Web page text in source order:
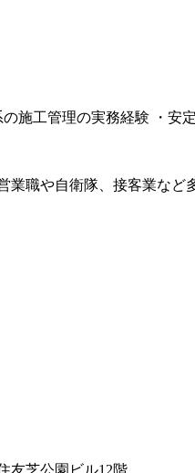
の施工管理の実務経験 ・
職や自衛隊、接客業など
友芝公園ビル12階